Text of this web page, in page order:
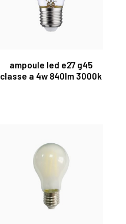
ampoule led e27 g45
classe a 4w 840lm 3000k